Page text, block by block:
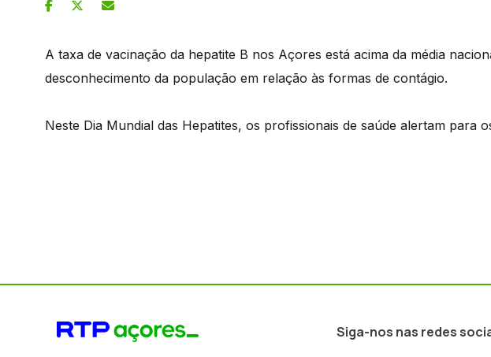
A taxa de vacinação da hepatite B nos Açores está acima da média
desconhecimento da população em relação às formas de contágio.
Neste Dia Mundial das Hepatites, os profissionais de saúde alertam para
Siga-nos nas redes